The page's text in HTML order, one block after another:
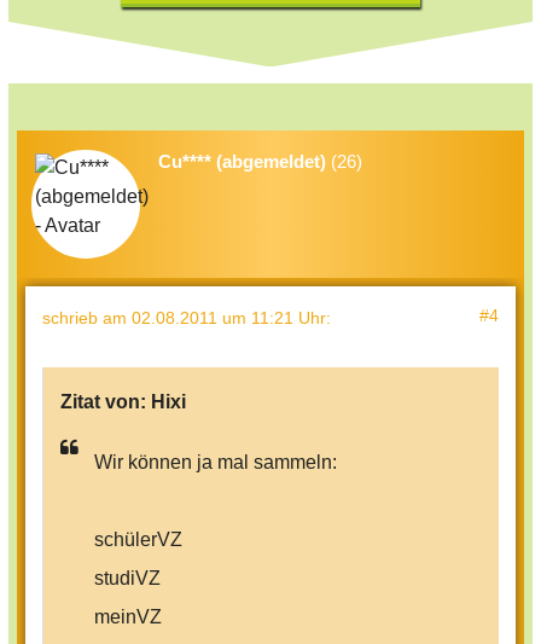
Cu**** (abgemeldet) (26)
schrieb am 02.08.2011 um 11:21 Uhr: #4
Zitat von: Hixi
Wir können ja mal sammeln:
schülerVZ
studiVZ
meinVZ